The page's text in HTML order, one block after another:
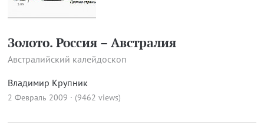
Золото. Россия – Австралия
Австралийский калейдоскоп
Владимир Крупник
2 Февраль 2009 · (9462 views)